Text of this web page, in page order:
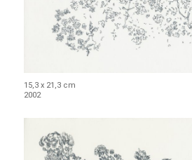
15,3 x 21,3 cm
2002